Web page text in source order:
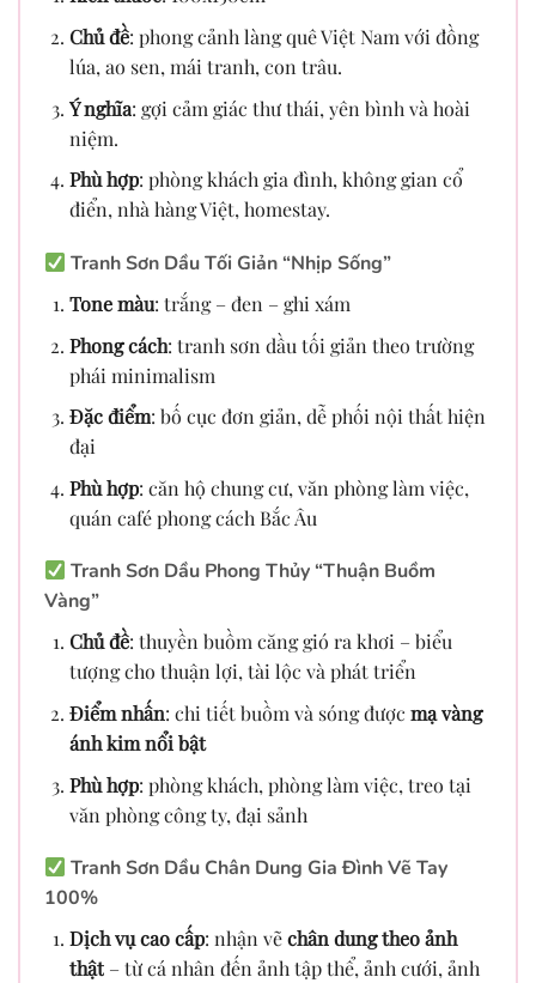
Chủ đề: phong cảnh làng quê Việt Nam với đồng
lúa, ao sen, mái tranh, con trâu.
Ý nghĩa: gợi cảm giác thư thái, yên bình và hoài
niệm.
Phù hợp: phòng khách gia đình, không gian cổ
điển, nhà hàng Việt, homestay.
Tranh Sơn Dầu Tối Giản “Nhịp Sống”
Tone màu: trắng – đen – ghi xám
Phong cách: tranh sơn dầu tối giản theo trường
phái minimalism
Đặc điểm: bố cục đơn giản, dễ phối nội thất hiện
đại
Phù hợp: căn hộ chung cư, văn phòng làm việc,
quán café phong cách Bắc Âu
Tranh Sơn Dầu Phong Thủy “Thuận Buồm
Vàng”
Chủ đề: thuyền buồm căng gió ra khơi – biểu
tượng cho thuận lợi, tài lộc và phát triển
Điểm nhấn: chi tiết buồm và sóng được mạ vàng
ánh kim nổi bật
Phù hợp: phòng khách, phòng làm việc, treo tại
văn phòng công ty, đại sảnh
Tranh Sơn Dầu Chân Dung Gia Đình Vẽ Tay
100%
Dịch vụ cao cấp: nhận vẽchân dung theo ảnh
thật– từ cá nhân đến ảnh tập thể, ảnh cưới, ảnh